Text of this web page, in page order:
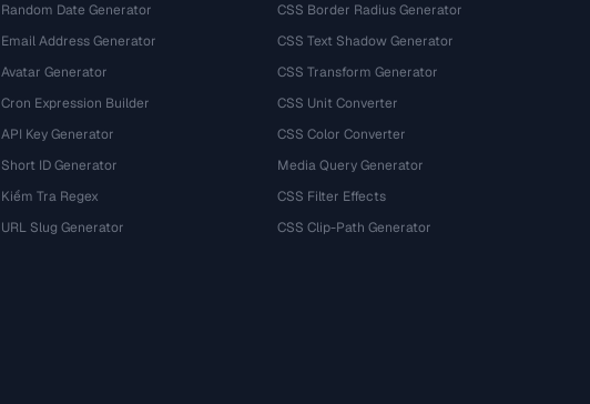
Random Date Generator
Email Address Generator
Avatar Generator
Cron Expression Builder
API Key Generator
Short ID Generator
Kiểm Tra Regex
URL Slug Generator
CSS Border Radius Generator
CSS Text Shadow Generator
CSS Transform Generator
CSS Unit Converter
CSS Color Converter
Media Query Generator
CSS Filter Effects
CSS Clip-Path Generator